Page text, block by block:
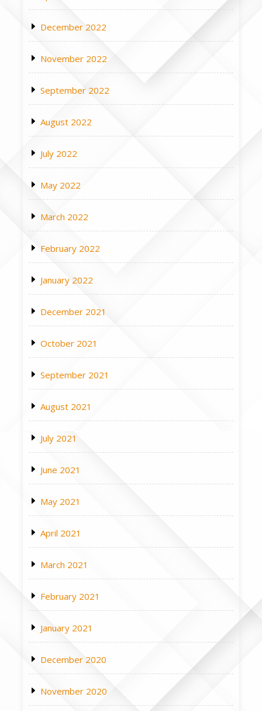
December 2022
November 2022
September 2022
August 2022
July 2022
May 2022
March 2022
February 2022
January 2022
December 2021
October 2021
September 2021
August 2021
July 2021
June 2021
May 2021
April 2021
March 2021
February 2021
January 2021
December 2020
November 2020